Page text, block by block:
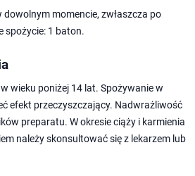
momencie, zwłaszcza po
spożycie: 1 baton.
wieku poniżej 14 lat. Spożywanie w
efekt przeczyszczający. Nadwrażliwość
preparatu. W okresie ciąży i karmienia
należy skonsultować się z lekarzem lub